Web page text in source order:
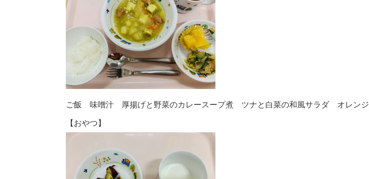
ご飯 味噌汁 厚揚げと野菜のカレースープ煮 ツナと白菜の和風サラダ オレンジ
【おやつ】